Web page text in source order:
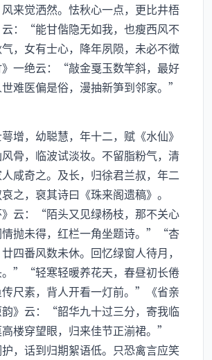
来觉洒然。怯秋心一点，更比井梧
：“能甘偕隐无如我，也瘦西风不
，女有士心，降年夙陨，未必不徵
一绝云：“敲金戛玉数竿斜，最好
难医偏是俗，漫抽新笋到邻家。”
增，幼聪慧，年十二，赋《水仙》
骨，临波试淡妆。不留脂粉气，清
咸奇之。及长，归徐君兰叔，年二
之，裒其诗曰《珠来阁遗稿》。
》云：“陌头又见绿杨枝，那不关心
情抛未得，红栏一角坐题诗。”“杏
四番风数未休。回忆绿窗人待月，
。”“轻寒轻暖养花天，春昼初长倦
尺素，背人开看一灯前。”《省亲
》云：“韶华九十过三分，寄我临
楼穿望眼，归来佳节正湔裙。”
，话到归期絮语低。只恐禽言应笑